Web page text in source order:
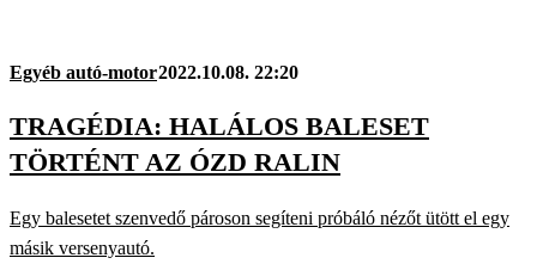
Egyéb autó-motor2022.10.08. 22:20
TRAGÉDIA: HALÁLOS BALESET
TÖRTÉNT AZ ÓZD RALIN
Egy balesetet szenvedő pároson segíteni próbáló nézőt ütött el egy
másik versenyautó.